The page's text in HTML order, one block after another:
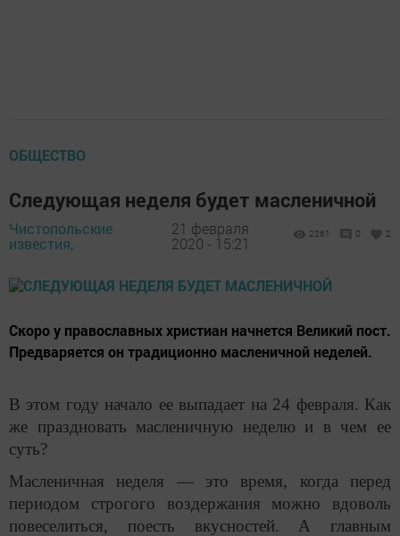
ОБЩЕСТВО
Следующая неделя будет масленичной
Чистопольские
известия,
21 февраля
2020 - 15:21
2261 0 2
Скоро у православных христиан начнется Великий пост.
Предваряется он традиционно масленичной неделей.
В этом году начало ее выпадает на 24 февраля. Как
же праздновать масленичную неделю и в чем ее
суть?
Масленичная неделя — это время, когда перед
периодом строгого воздержания можно вдоволь
повеселиться, поесть вкусностей. А главным